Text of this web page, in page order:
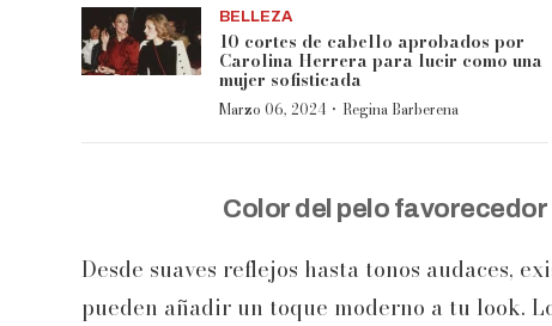
BELLEZA
10 cortes de cabello aprobados por
Carolina Herrera para lucir como una
mujer sofisticada
Marzo 06, 2024 · Regina Barberena
Color del pelo favorecedor
Desde suaves reflejos hasta tonos audaces,
pueden añadir un toque moderno a tu look.